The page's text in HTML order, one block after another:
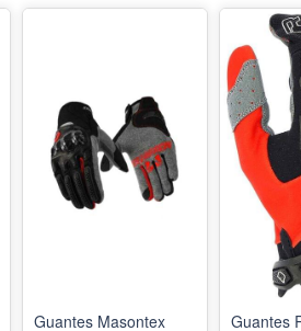
Guantes Masontex
Guantes